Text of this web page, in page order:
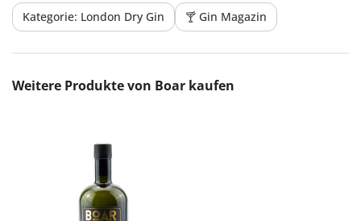
Kategorie: London Dry Gin 🍸 Gin Magazin
Produktgalerie überspringen
Weitere Produkte von Boar kaufen